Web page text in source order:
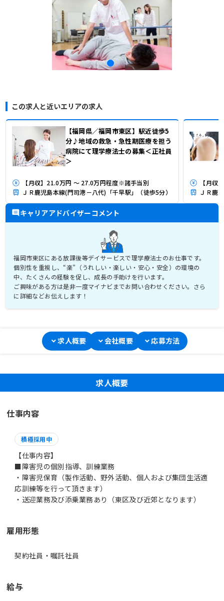
この求人と近いエリアの求人
【福岡県／福岡市東区】駅近徒歩5
分♪地域の救急・急性期医療を担う
病院にて理学療法士の募集＜正社員
＞
【月収】21.0万円 ～ 27.0万円程度※諸手当別
ＪＲ鹿児島本線(門司港－八代)「千早駅」（徒歩5分）
【月収
ＪＲ鹿
キャリアアドバイザーコメント
福岡市東区にある放課後等デイサービスで理学療法士のお仕事です。
個別性を重視し、“楽”（うれしい・楽しい・安心・安全）の環境の
中、たくさんの経験を促し、成長の手助けを行います。
ご興味がある方は是非一度マイナビまでお問い合わせください。さら
に詳細などお伝えします！
求人概要 会社概要 応募方法
求人概要
仕事内容
積極採用中
【仕事内容】
■障害児の個別指導、訓練業務
・障害児保育（製作活動、野外活動、個人および集団生活適
応訓練等を行って頂きます）
雇用形態
契約社員・嘱託社員
給与